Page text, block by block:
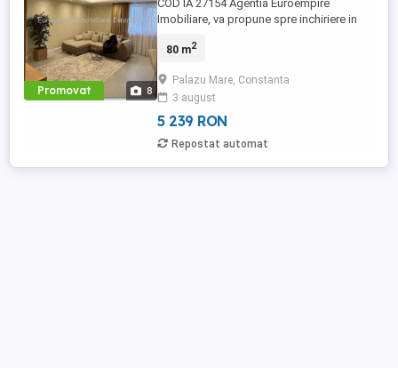
Promovat 8
COD IA 27154 Agentia Euroempire
Imobiliare, va propune spre inchiriere in
apartament cu 3 camere, 2 bai,
si este situat la parter inalt. Imobilul este
imbunatatit de actualitate- gresie, faianta,
parchet, termopan, usa ...
80 m2
Palazu Mare, Constanta
3 august
5 239 RON
Repostat automat